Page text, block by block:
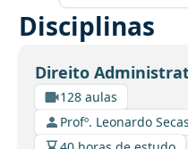
Disciplinas
Direito
128 aulas
Profº. Leonardo